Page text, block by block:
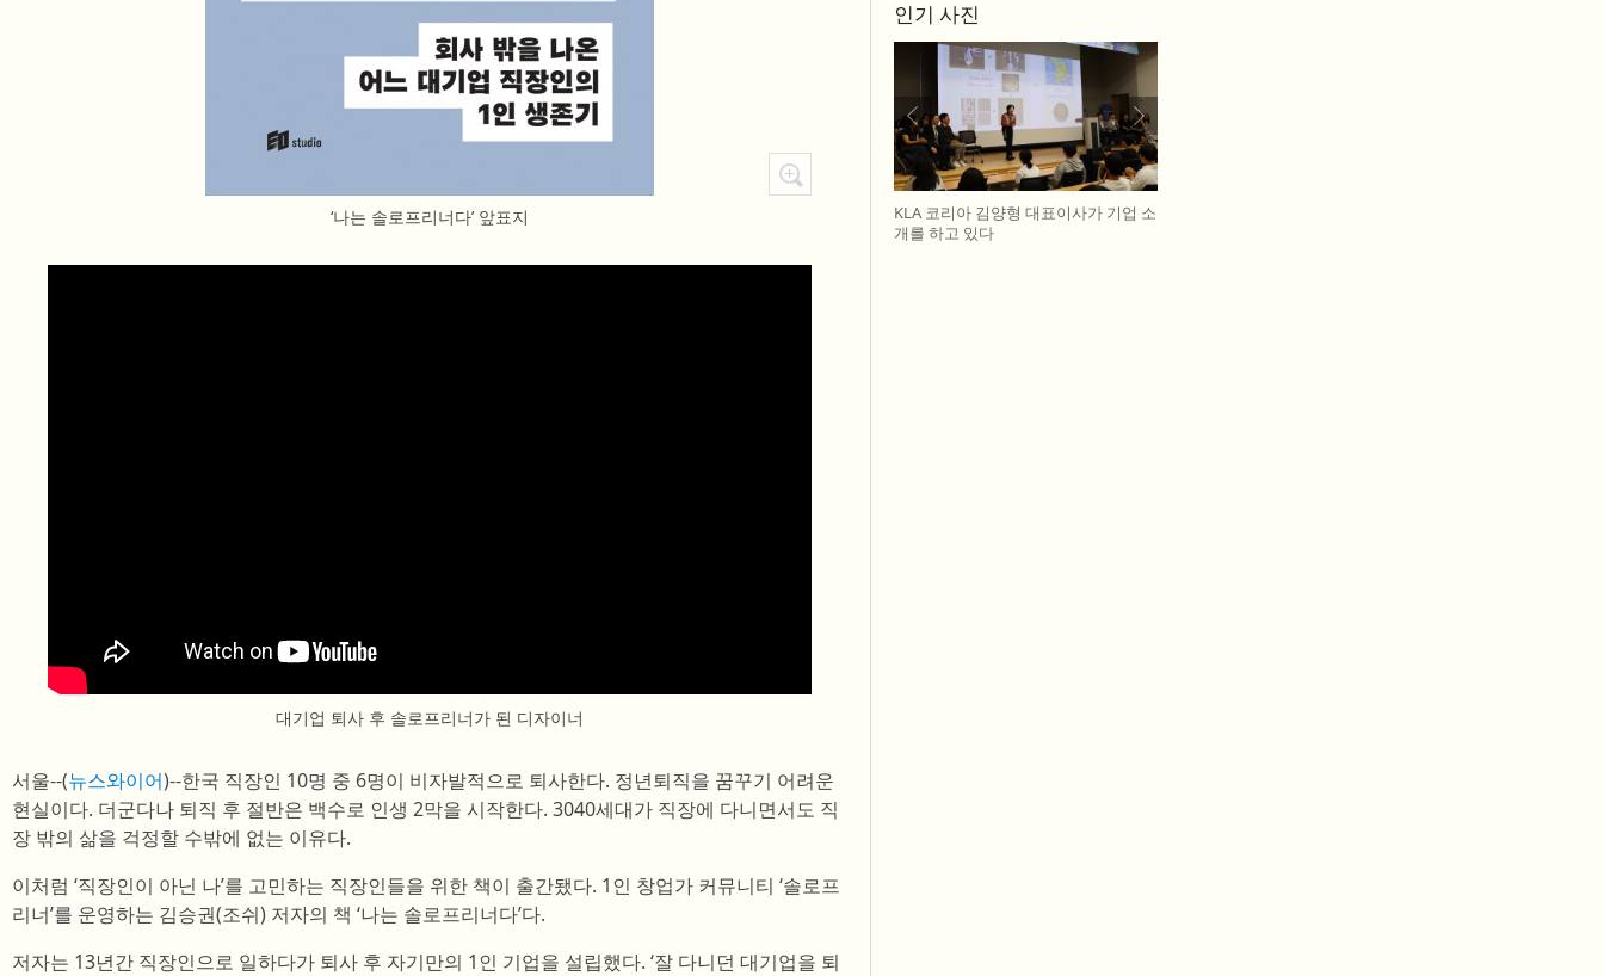
‘나는 솔로프리너다’ 앞표지
대기업 퇴사 후 솔로프리너가 된 디자이너
서울--(뉴스와이어)--한국 직장인 10명 중 6명이 비자발적으로 퇴사한다. 정년퇴직을 꿈꾸기 어려운
현실이다. 더군다나 퇴직 후 절반은 백수로 인생 2막을 시작한다. 3040세대가 직장에 다니면서도 직
장 밖의 삶을 걱정할 수밖에 없는 이유다.
이처럼 ‘직장인이 아닌 나’를 고민하는 직장인들을 위한 책이 출간됐다. 1인 창업가 커뮤니티 ‘솔로프
리너’를 운영하는 김승권(조쉬) 저자의 책 ‘나는 솔로프리너다’다.
저자는 13년간 직장인으로 일하다가 퇴사 후 자기만의 1인 기업을 설립했다. ‘잘 다니던 대기업을 퇴
인기 사진
KLA 코리아 김양형 대표이사가 기업 소
개를 하고 있다